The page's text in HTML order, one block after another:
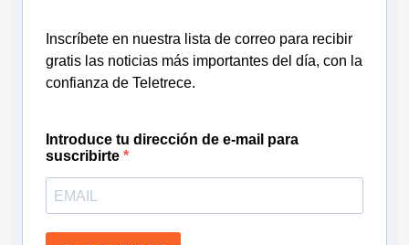
Inscríbete en nuestra lista de correo para recibir
gratis las noticias más importantes del día, con la
confianza de Teletrece.
Introduce tu dirección de e-mail para
suscribirte